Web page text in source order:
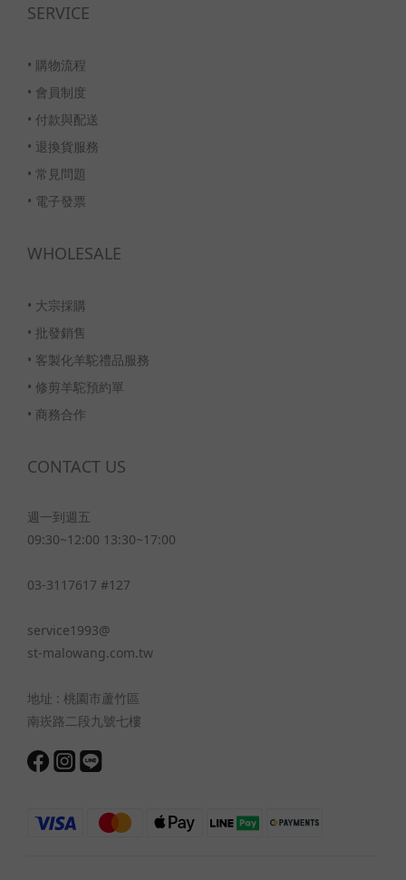
SERVICE
• 購物流程
• 會員制度
• 付款與配送
• 退換貨服務
• 常見問題
• 電子發票
WHOLESALE
• 大宗採購
• 批發銷售
• 客製化羊駝禮品服務
• 修剪羊駝預約單
• 商務合作
CONTACT US
週一到週五
09:30~12:00 13:30~17:00
03-3117617 #127
service1993@
st-malowang.com.tw
地址 : 桃園市蘆竹區
南崁路二段九號七樓